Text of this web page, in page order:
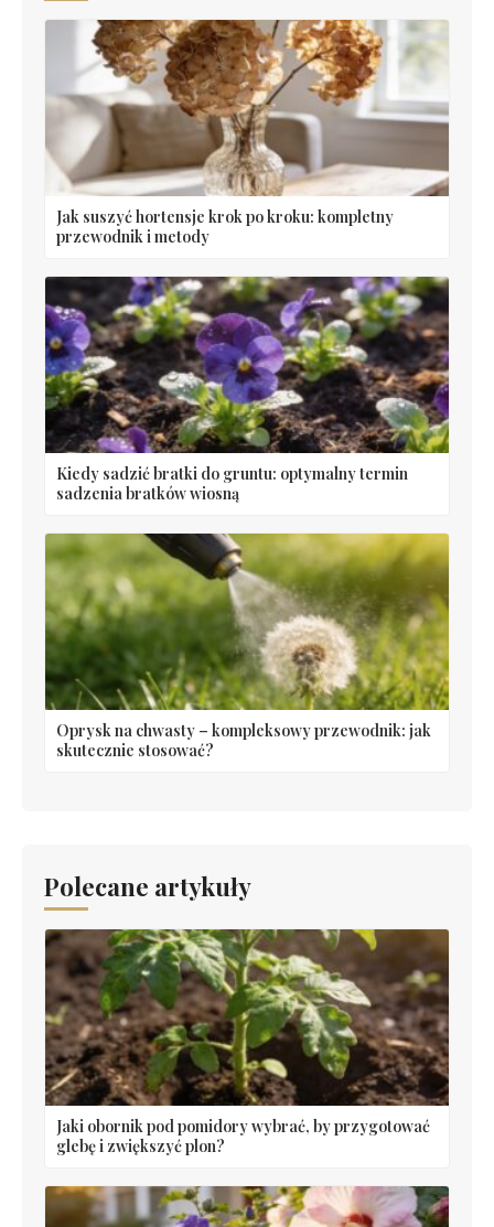
Jak suszyć hortensje krok po kroku: kompletny
przewodnik i metody
Kiedy sadzić bratki do gruntu: optymalny termin
sadzenia bratków wiosną
Oprysk na chwasty – kompleksowy przewodnik: jak
skutecznie stosować?
Polecane artykuły
Jaki obornik pod pomidory wybrać, by przygotować
glebę i zwiększyć plon?